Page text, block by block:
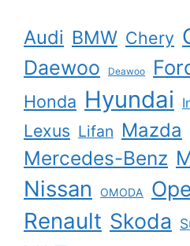
Audi BMW Chery
Daewoo Deawoo
Honda Hyundai
Lexus Lifan Mazda
Mercedes-Benz
Nissan OMODA
Renault Skoda